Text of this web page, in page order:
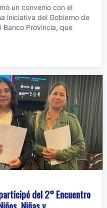
un convenio con el
iniciativa del Gobierno de
Banco Provincia, que
del 2° Encuentro